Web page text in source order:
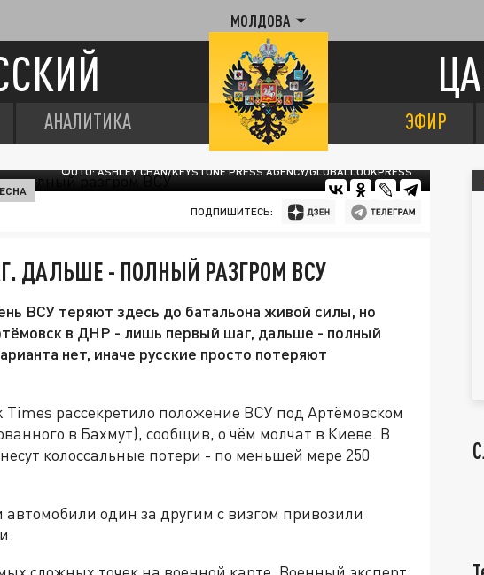
МОЛДОВА
АНАЛИТИКА ЭФИР
ФОТО: ASHLEY CHAN/KEYSTONE PRESS AGENCY/GLOBALLOOKPRESS
ПОДПИШИТЕСЬ:
ДАЛЬШЕ - ПОЛНЫЙ РАЗГРОМ ВСУ
ВСУ теряют здесь до батальона живой силы, но
в ДНР - лишь первый шаг, дальше - полный
нет, иначе русские просто потеряют
рассекретило положение ВСУ под Артёмовском
в Бахмут), сообщив, о чём молчат в Киеве. В
колоссальные потери - по меньшей мере 250
один за другим с визгом привозили